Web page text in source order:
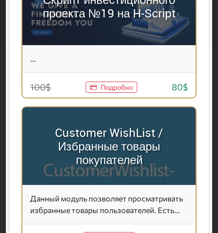
проекта №19 на H-Script
...
100$ Подробно 80$
Customer WishList /
Избранные товары
покупателей
Данный модуль позволяет просматривать
избранные товары пользователей. Есть...